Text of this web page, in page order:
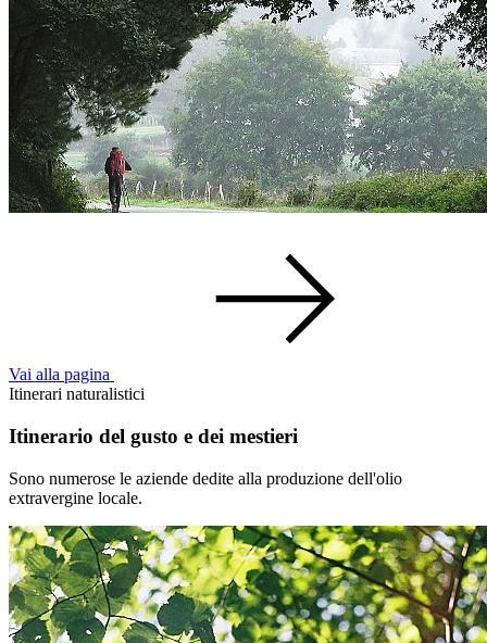
Vai alla pagina
Itinerari naturalistici
Itinerario del gusto e dei mestieri
Sono numerose le aziende dedite alla produzione dell'olio
extravergine locale.